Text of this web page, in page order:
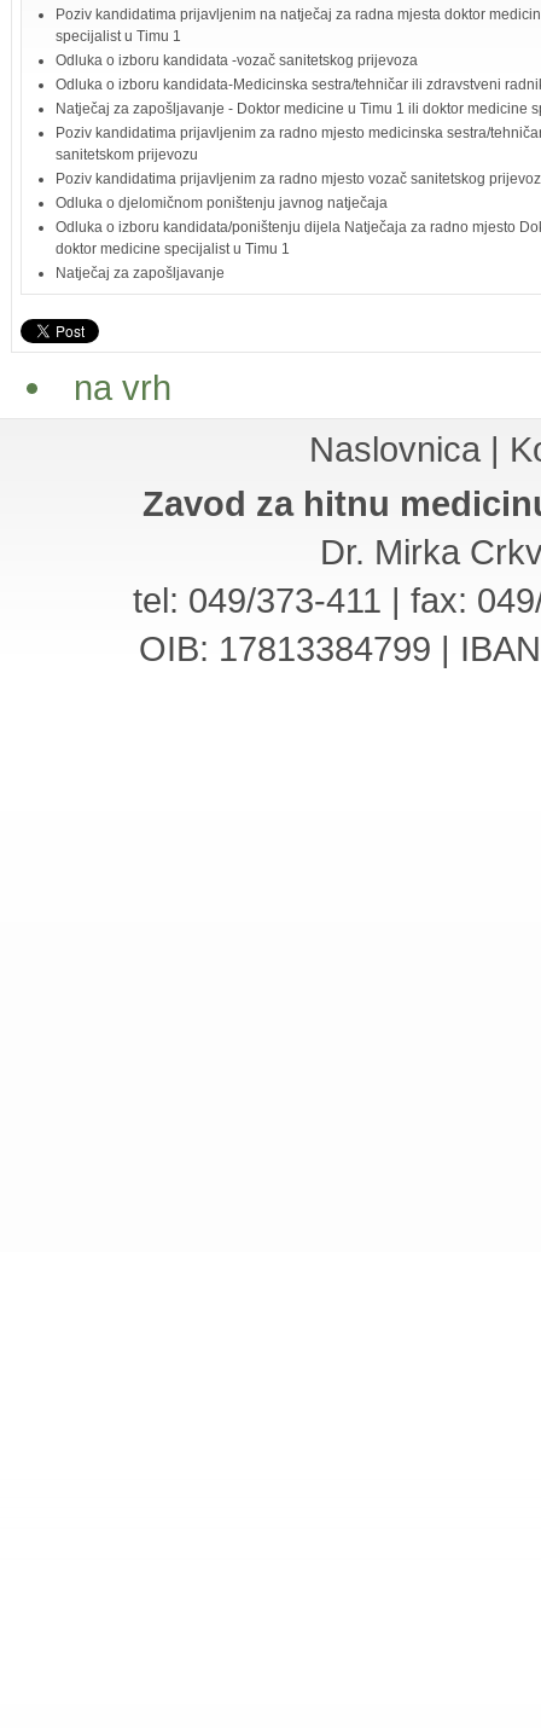
Poziv kandidatima prijavljenim na natječaj za radna mjesta doktor
specijalist u Timu 1
Odluka o izboru kandidata -vozač sanitetskog prijevoza
Odluka o izboru kandidata-Medicinska sestra/tehničar ili zdravstveni
Natječaj za zapošljavanje - Doktor medicine u Timu 1 ili doktor medicine
Poziv kandidatima prijavljenim za radno mjesto medicinska sestra/
sanitetskom prijevozu
Poziv kandidatima prijavljenim za radno mjesto vozač sanitetskog
Odluka o djelomičnom poništenju javnog natječaja
Odluka o izboru kandidata/poništenju dijela Natječaja za radno mjesto
doktor medicine specijalist u Timu 1
Natječaj za zapošljavanje
na vrh
Naslovnica |
Zavod za hitnu
Dr. Mirka
tel: 049/373-411 | fax:
OIB: 17813384799 |